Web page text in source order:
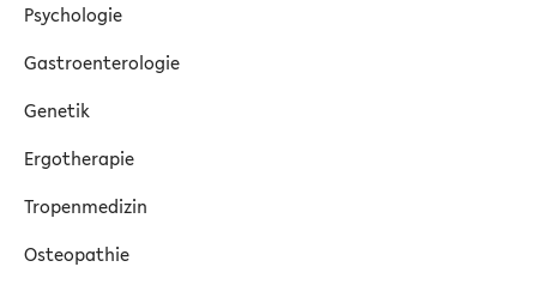
Psychologie
Gastroenterologie
Genetik
Ergotherapie
Tropenmedizin
Osteopathie